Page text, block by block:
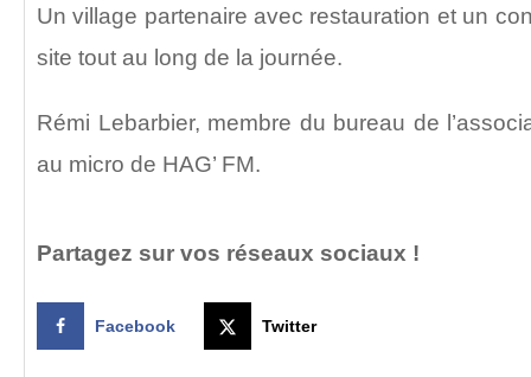
Un village partenaire avec restauration et un
site tout au long de la journée.
Rémi Lebarbier, membre du bureau de
au micro de HAG’ FM.
Partagez sur vos réseaux sociaux !
Facebook Twitter